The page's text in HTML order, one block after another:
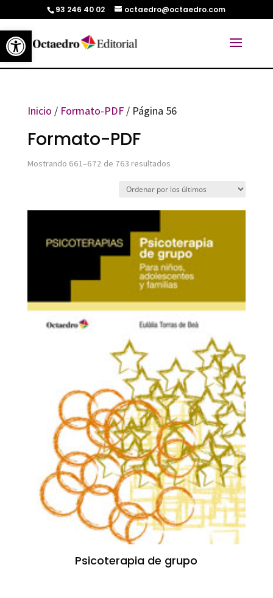
Abrir barra de herramientas
93 246 40 02 octaedro@octaedro.com
Inicio / Formato-PDF/ Página 56
Formato-PDF
Mostrando 661–672 de 763 resultadosOrdenado
Psicoterapia de grupo